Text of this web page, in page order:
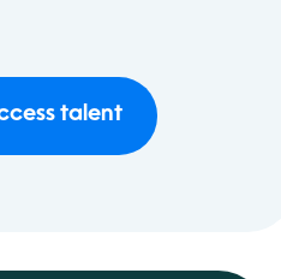
talent